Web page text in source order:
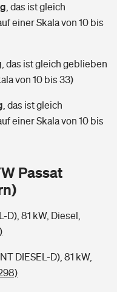
Ihr Haus?
finden
ich im Alter?
das ist gleich
einer Skala von 10 bis
das ist gleich geblieben
von 10 bis 33)
das ist gleich
einer Skala von 10 bis
Passat
D), 81 kW, Diesel,
DIESEL-D), 81 kW,